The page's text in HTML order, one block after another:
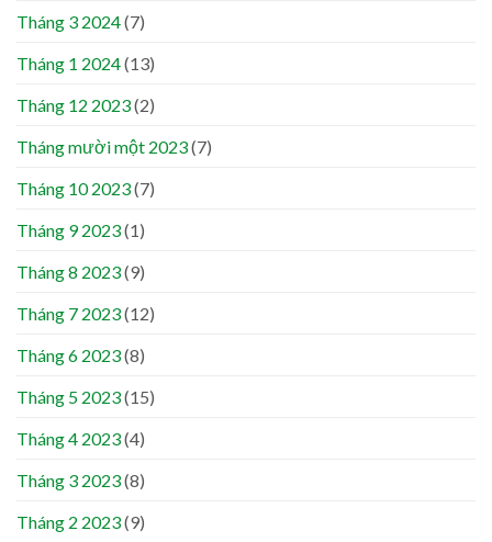
Tháng 3 2024(7)
Tháng 1 2024(13)
Tháng 12 2023(2)
Tháng mười một 2023(7)
Tháng 10 2023(7)
Tháng 9 2023(1)
Tháng 8 2023(9)
Tháng 7 2023(12)
Tháng 6 2023(8)
Tháng 5 2023(15)
Tháng 4 2023(4)
Tháng 3 2023(8)
Tháng 2 2023(9)